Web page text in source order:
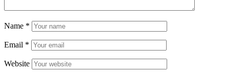
Name *
Email *
Website